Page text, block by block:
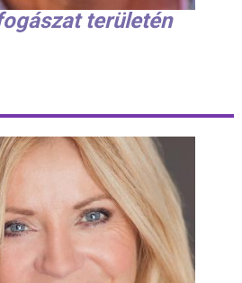
területén